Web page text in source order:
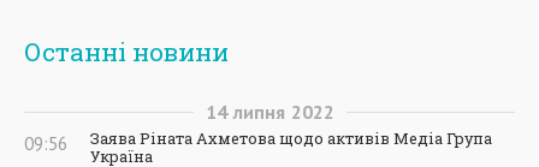
Останні новини
14 липня 2022
09:56
Заява Ріната Ахметова щодо активів Медіа Група
Україна